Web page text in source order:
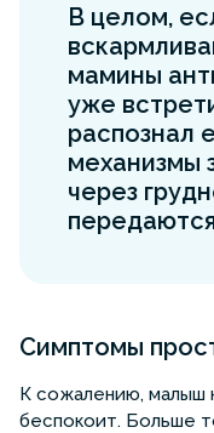
В целом,
мамины
уже
распознал
механизмы
через
Симптомы
К сожалению, малыш
беспокоит. Больше